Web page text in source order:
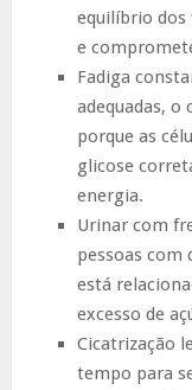
equilíbrio dos
e
Fadiga
adequadas, o
porque as
glicose
energia.
Urinar com
pessoas com
está
excesso de
Cicatrização
tempo para